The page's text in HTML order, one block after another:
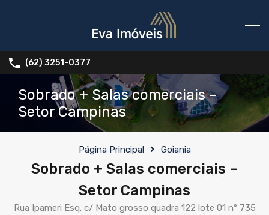
(62) 3251-0377
Sobrado + Salas comerciais –
Setor Campinas
Página Principal Goiania
Sobrado + Salas comerciais –
Setor Campinas
Rua Ipameri Esq. c/ Mato grosso quadra 122 lote 01 n° 735